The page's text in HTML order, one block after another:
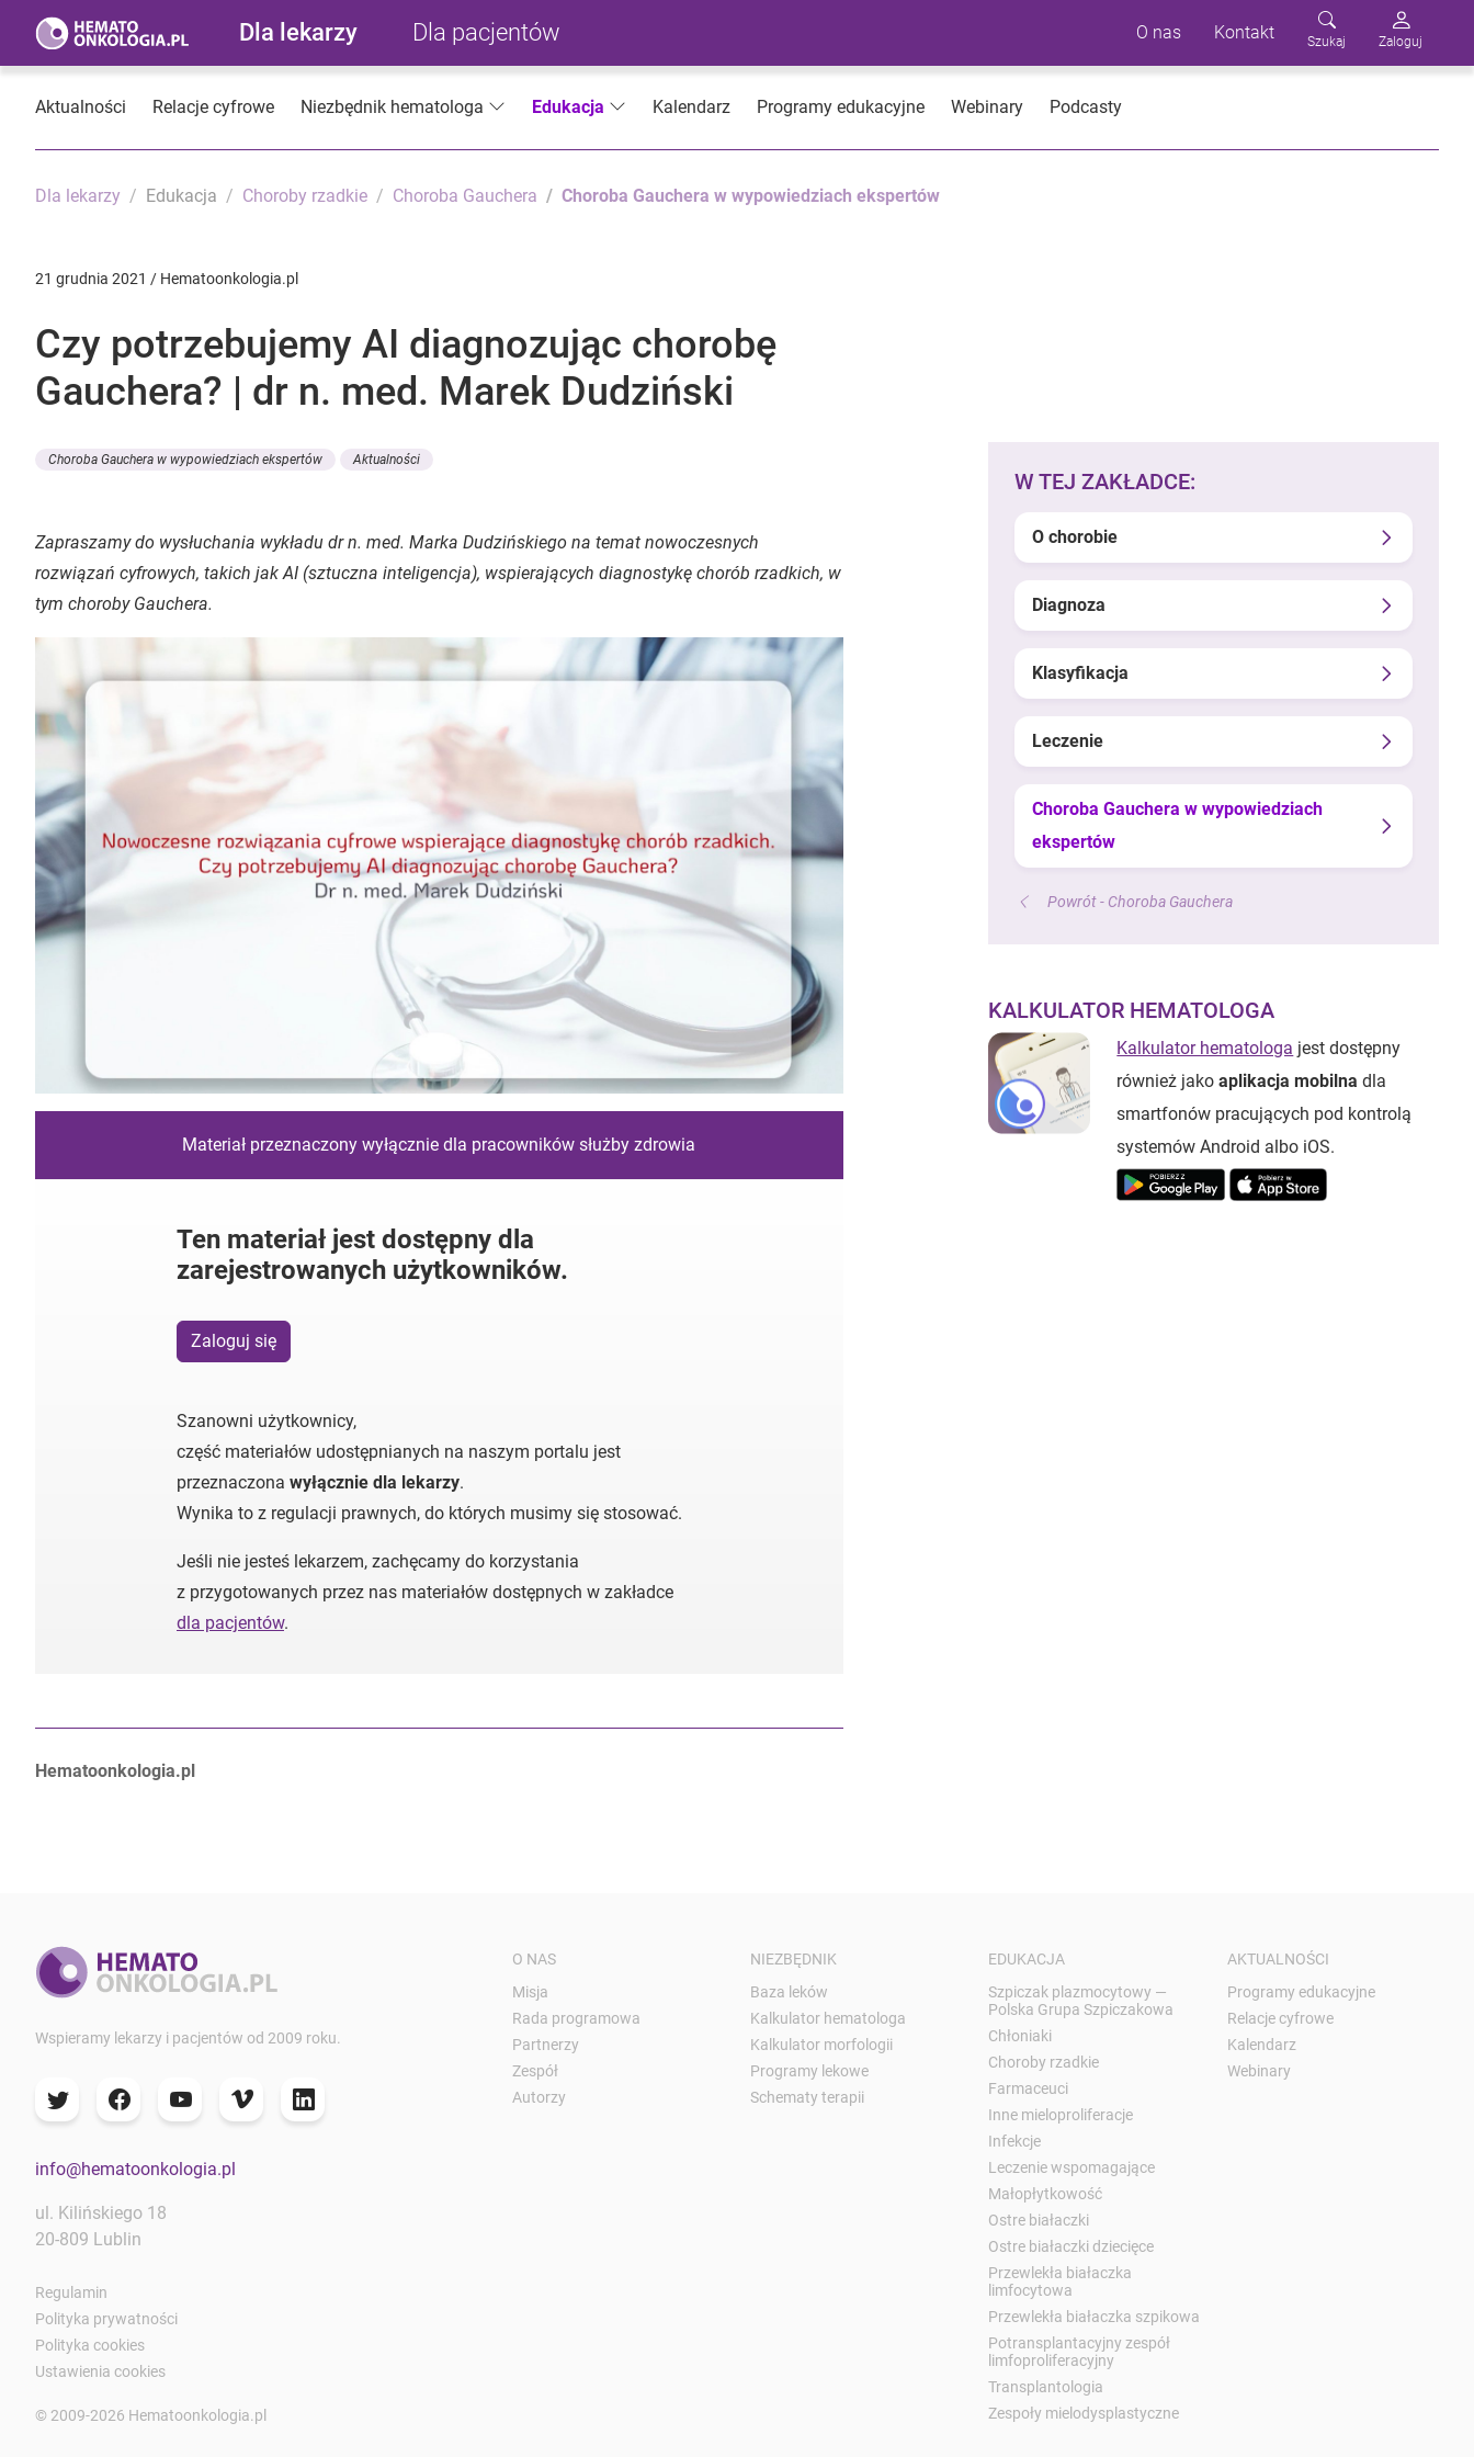
Dla lekarzy Dla pacjentów O nas Kontakt Szukaj Zaloguj
Aktualności Relacje cyfrowe Niezbędnik hematologa Edukacja Kalendarz Programy edukacyjne Webinary Podcasty
Dla lekarzy Edukacja Choroby rzadkie Choroba Gauchera Choroba Gauchera w wypowiedziach ekspertów
21 grudnia 2021 / Hematoonkologia.pl
Czy potrzebujemy AI diagnozując chorobę
Gauchera? | dr n. med. Marek Dudziński
Choroba Gauchera w wypowiedziach ekspertów Aktualności
Zapraszamy do wysłuchania wykładu dr n. med. Marka Dudzińskiego na temat nowoczesnych
rozwiązań cyfrowych, takich jak AI (sztuczna inteligencja), wspierających diagnostykę chorób rzadkich, w
tym choroby Gauchera.
Materiał przeznaczony wyłącznie dla pracowników służby zdrowia
Ten materiał jest dostępny dla
zarejestrowanych użytkowników.
Zaloguj się
Szanowni użytkownicy,
część materiałów udostępnianych na naszym portalu jest
przeznaczona wyłącznie dla lekarzy.
Wynika to z regulacji prawnych, do których musimy się stosować.
Jeśli nie jesteś lekarzem, zachęcamy do korzystania
z przygotowanych przez nas materiałów dostępnych w zakładce
dla pacjentów.
Autorzy:
Hematoonkologia.pl
W TEJ ZAKŁADCE:
O chorobie
Diagnoza
Klasyfikacja
Leczenie
Choroba Gauchera w wypowiedziach
ekspertów
Powrót - Choroba Gauchera
KALKULATOR HEMATOLOGA
Kalkulator hematologa jest dostępny
również jakoaplikacja mobilna dla
smartfonów pracujących pod kontrolą
systemów Android albo iOS.
Wspieramy lekarzy i pacjentów od 2009 roku.
info@hematoonkologia.pl
ul. Kilińskiego 18
20-809 Lublin
Regulamin
Polityka prywatności
Polityka cookies
Ustawienia cookies
© 2009-2026 Hematoonkologia.pl
O NAS
Misja
Rada programowa
Partnerzy
Zespół
Autorzy
NIEZBĘDNIK
Baza leków
Kalkulator hematologa
Kalkulator morfologii
Programy lekowe
Schematy terapii
EDUKACJA
Szpiczak plazmocytowy —
Polska Grupa Szpiczakowa
Chłoniaki
Choroby rzadkie
Farmaceuci
Inne mieloproliferacje
Infekcje
Leczenie wspomagające
Małopłytkowość
Ostre białaczki
Ostre białaczki dziecięce
Przewlekła białaczka
limfocytowa
Przewlekła białaczka szpikowa
Potransplantacyjny zespół
limfoproliferacyjny
Transplantologia
Zespoły mielodysplastyczne
AKTUALNOŚCI
Programy edukacyjne
Relacje cyfrowe
Kalendarz
Webinary